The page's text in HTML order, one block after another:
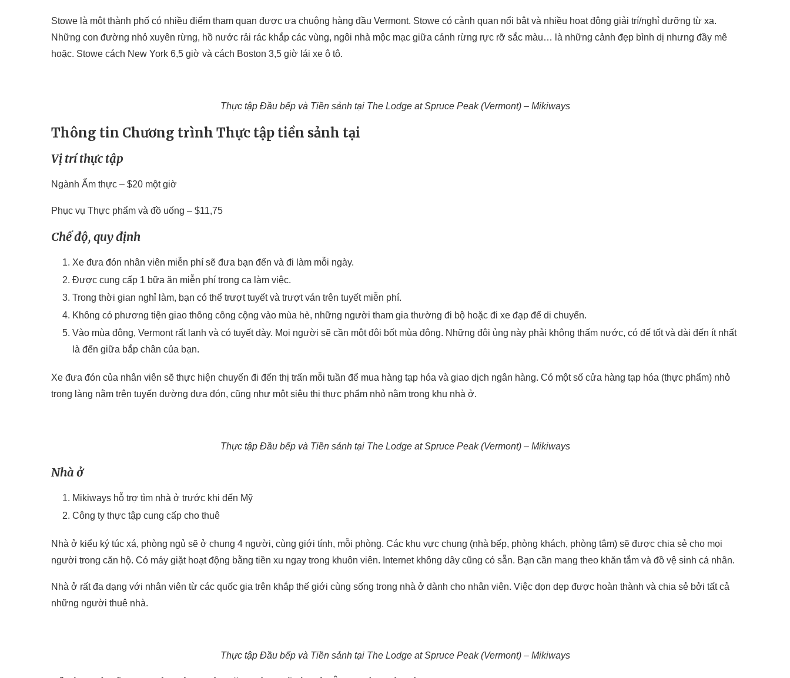
Stowe là một thành phố có nhiều điểm tham quan được ưa chuộng hàng đầu Vermont. Stowe có cảnh quan nổi bật và nhiều hoạt động giải trí/nghỉ dưỡng từ xa.
Những con đường nhỏ xuyên rừng, hồ nước rải rác khắp các vùng, ngôi nhà mộc mạc giữa cánh rừng rực rỡ sắc màu… là những cảnh đẹp bình dị nhưng đầy mê
hoặc. Stowe cách New York 6,5 giờ và cách Boston 3,5 giờ lái xe ô tô.
Thực tập Đầu bếp và Tiền sảnh tại The Lodge at Spruce Peak (Vermont) – Mikiways
Thông tin Chương trình Thực tập tiền sảnh tại
Vị trí thực tập
Ngành Ẩm thực – $20 một giờ
Phục vụ Thực phẩm và đồ uống – $11,75
Chế độ, quy định
Xe đưa đón nhân viên miễn phí sẽ đưa bạn đến và đi làm mỗi ngày.
Được cung cấp 1 bữa ăn miễn phí trong ca làm việc.
Trong thời gian nghỉ làm, bạn có thể trượt tuyết và trượt ván trên tuyết miễn phí.
Không có phương tiện giao thông công cộng vào mùa hè, những người tham gia thường đi bộ hoặc đi xe đạp để di chuyển.
Vào mùa đông, Vermont rất lạnh và có tuyết dày. Mọi người sẽ cần một đôi bốt mùa đông. Những đôi ủng này phải không thấm nước, có đế tốt và dài đến ít nhất
là đến giữa bắp chân của bạn.
Xe đưa đón của nhân viên sẽ thực hiện chuyến đi đến thị trấn mỗi tuần để mua hàng tạp hóa và giao dịch ngân hàng. Có một số cửa hàng tạp hóa (thực phẩm) nhỏ
trong làng nằm trên tuyến đường đưa đón, cũng như một siêu thị thực phẩm nhỏ nằm trong khu nhà ở.
Thực tập Đầu bếp và Tiền sảnh tại The Lodge at Spruce Peak (Vermont) – Mikiways
Nhà ở
Mikiways hỗ trợ tìm nhà ở trước khi đến Mỹ
Công ty thực tập cung cấp cho thuê
Nhà ở kiểu ký túc xá, phòng ngủ sẽ ở chung 4 người, cùng giới tính, mỗi phòng. Các khu vực chung (nhà bếp, phòng khách, phòng tắm) sẽ được chia sẻ cho mọi
người trong căn hộ. Có máy giặt hoạt động bằng tiền xu ngay trong khuôn viên. Internet không dây cũng có sẵn. Bạn cần mang theo khăn tắm và đồ vệ sinh cá nhân.
Nhà ở rất đa dạng với nhân viên từ các quốc gia trên khắp thế giới cùng sống trong nhà ở dành cho nhân viên. Việc dọn dẹp được hoàn thành và chia sẻ bởi tất cả
những người thuê nhà.
Thực tập Đầu bếp và Tiền sảnh tại The Lodge at Spruce Peak (Vermont) – Mikiways